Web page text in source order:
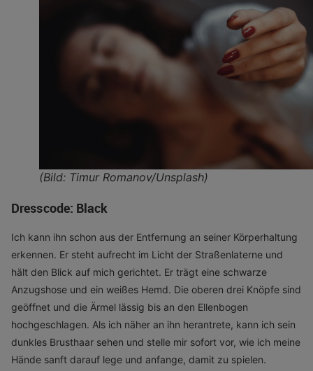
(Bild: Timur Romanov/Unsplash)
Dresscode: Black
Ich kann ihn schon aus der Entfernung an seiner Körperhaltung
erkennen. Er steht aufrecht im Licht der Straßenlaterne und
hält den Blick auf mich gerichtet. Er trägt eine schwarze
Anzugshose und ein weißes Hemd. Die oberen drei Knöpfe sind
geöffnet und die Ärmel lässig bis an den Ellenbogen
hochgeschlagen. Als ich näher an ihn herantrete, kann ich sein
dunkles Brusthaar sehen und stelle mir sofort vor, wie ich meine
Hände sanft darauf lege und anfange, damit zu spielen.